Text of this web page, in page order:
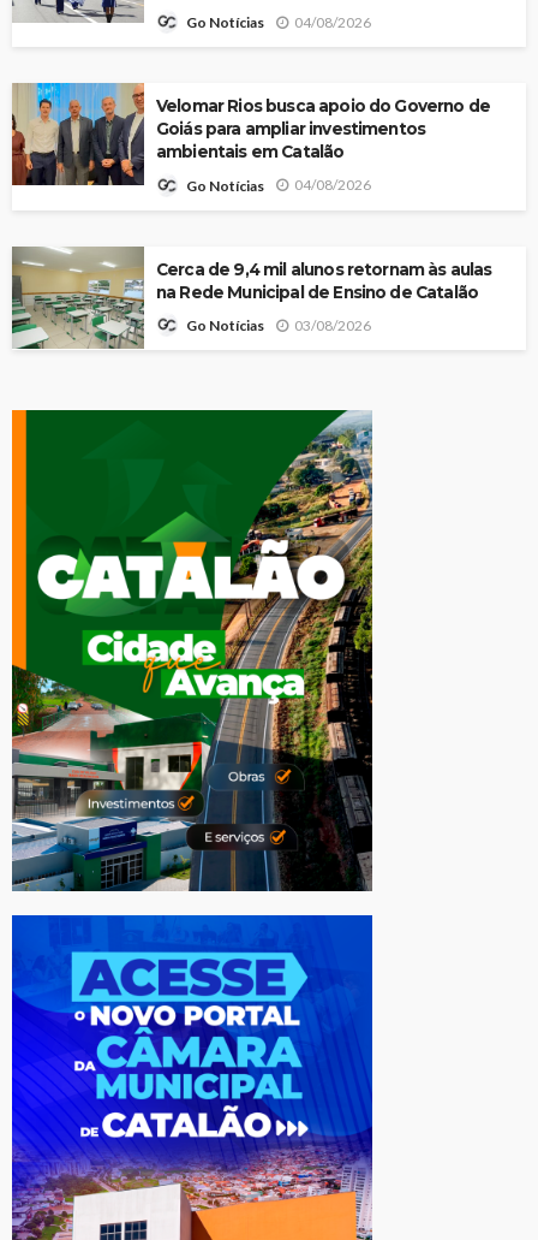
Go Notícias 04/08/2026
Velomar Rios busca apoio do Governo de
Goiás para ampliar investimentos
ambientais em Catalão
Go Notícias 04/08/2026
Cerca de 9,4 mil alunos retornam às aulas
na Rede Municipal de Ensino de Catalão
Go Notícias 03/08/2026